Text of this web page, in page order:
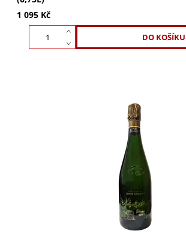
1 095 Kč
Patrimoine 2014 je nejvyšší cuvée domu
– ročníkové champagne v kategorii Extra
klasifikovaných Grand Cru. Zrání v...